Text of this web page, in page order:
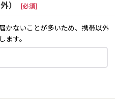
） [必須]
かないことが多いため、携帯以外
ます。